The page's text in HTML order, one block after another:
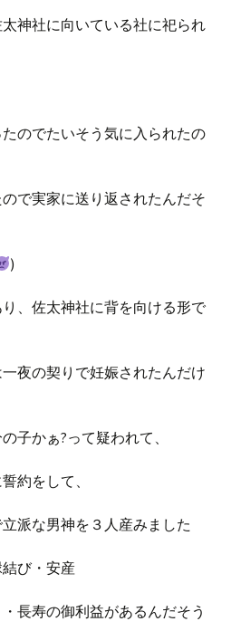
神社に向いている社に祀られ
のでたいそう気に入られたの
で実家に送り返されたんだそ
)
、佐太神社に背を向ける形で
夜の契りで妊娠されたんだけ
子かぁ?って疑われて、
約をして、
派な男神を３人産みました
び・安産
長寿の御利益があるんだそう